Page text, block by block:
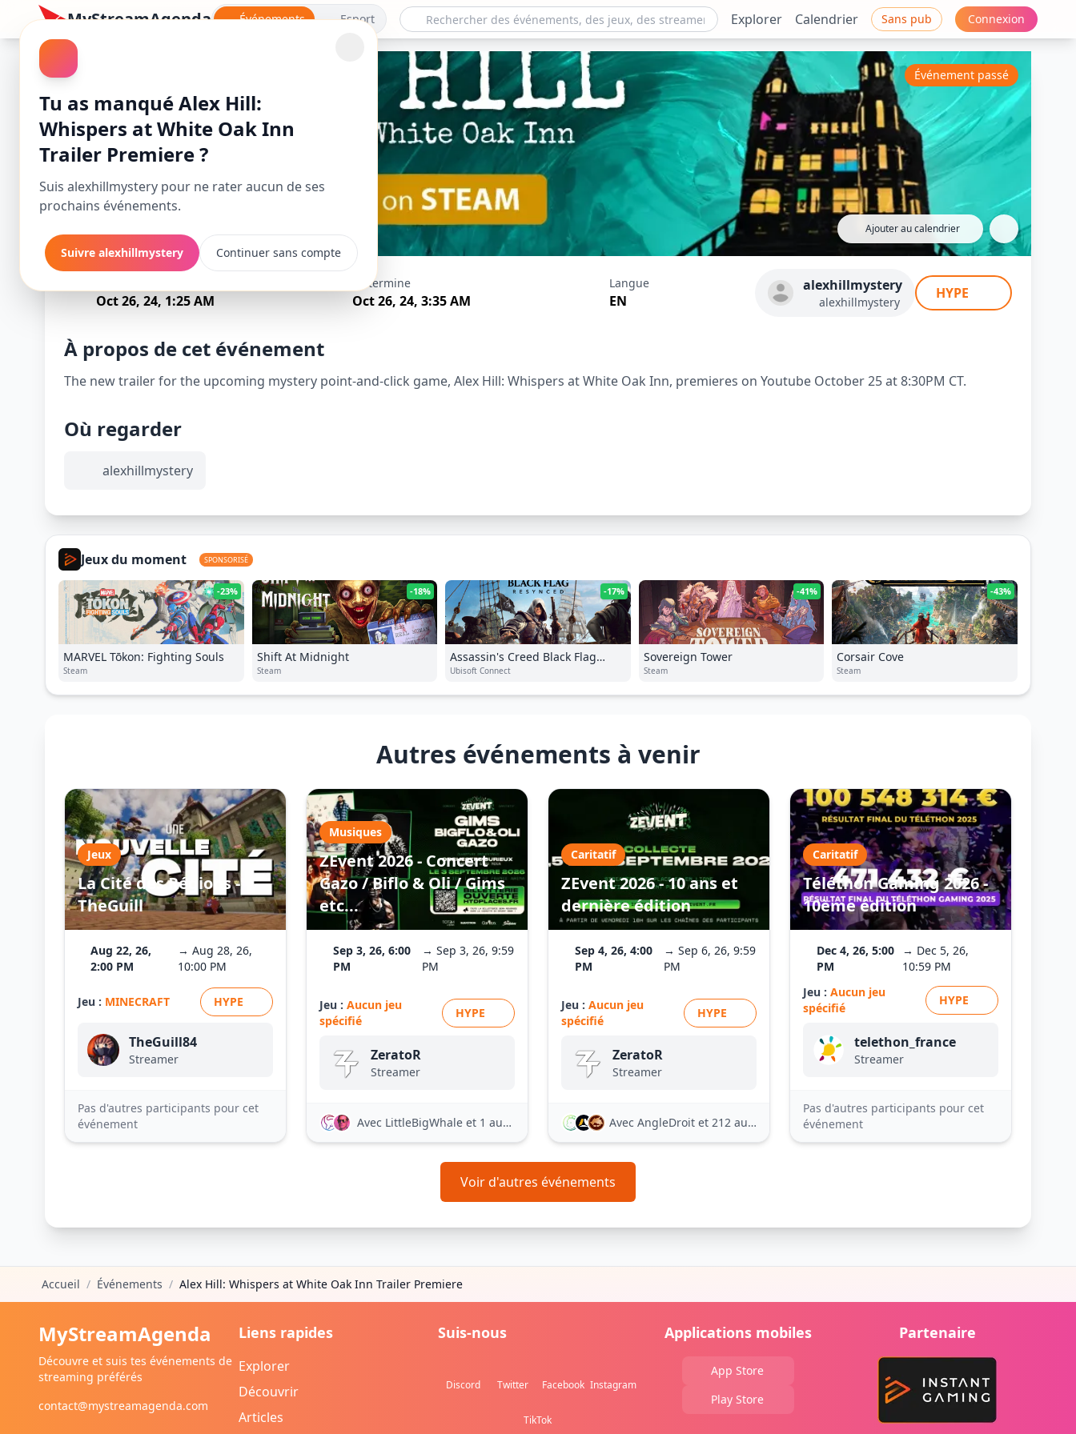
Tu as manqué Alex Hill:
Whispers at White Oak Inn
Trailer Premiere ?
Suis alexhillmystery pour ne rater aucun de ses
prochains événements.
Suivre alexhillmystery Continuer sans compte
MyStreamAgenda Événements Esport Explorer Calendrier Sans pub Connexion
Alex Hill: Whispers at White Oak Inn Trailer
Premiere
Ajouter au calendrier
Événement passé
Oct 26, 24, 1:25 AM
Se termine
Oct 26, 24, 3:35 AM
Langue
EN
alexhillmystery
alexhillmystery
HYPE
À propos de cet événement
The new trailer for the upcoming mystery point-and-click game, Alex Hill: Whispers at White Oak Inn, premieres on Youtube October 25 at 8:30PM CT.
Où regarder
alexhillmystery
Jeux du moment SPONSORISÉ
-23%
MARVEL Tōkon: Fighting Souls
Steam
-18%
Shift At Midnight
Steam
-17%
Assassin's Creed Black Flag
Resynced
Ubisoft Connect
-41%
Sovereign Tower
Steam
-43%
Corsair Cove
Steam
Autres événements à venir
Jeux
La Cité des Régions -
TheGuill
Aug 22, 26,
2:00 PM
→ Aug 28, 26,
10:00 PM
Jeu : MINECRAFT HYPE
TheGuill84
Streamer
Pas d'autres participants pour cet
événement
Musiques
ZEvent 2026 - Concert
Gazo / Biflo & Oli / Gims
etc...
Sep 3, 26, 6:00
PM
→ Sep 3, 26, 9:59
PM
Jeu : Aucun jeu
spécifié
HYPE
ZeratoR
Streamer
Avec LittleBigWhaleet 1 autre
Caritatif
ZEvent 2026 - 10 ans et
dernière édition
Sep 4, 26, 4:00
PM
→ Sep 6, 26, 9:59
PM
Jeu : Aucun jeu
spécifié
HYPE
ZeratoR
Streamer
Avec AngleDroit et 212 autres
Caritatif
Téléthon Gaming 2026 -
10ème édition
Dec 4, 26, 5:00
PM
→ Dec 5, 26,
10:59 PM
Jeu : Aucun jeu
spécifié
HYPE
telethon_france
Streamer
Pas d'autres participants pour cet
événement
Voir d'autres événements
Accueil / Événements / Alex Hill: Whispers at White Oak Inn Trailer Premiere
MyStreamAgenda
Découvre et suis tes événements de
streaming préférés
contact@mystreamagenda.com
Liens rapides
Explorer
Découvrir
Articles
Suis-nous
Discord Twitter Facebook Instagram
TikTok
Applications mobiles
App Store
Play Store
Partenaire